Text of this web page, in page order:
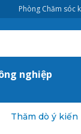
Phòng Chăm sóc
nghiệp
Thăm dò ý kiến